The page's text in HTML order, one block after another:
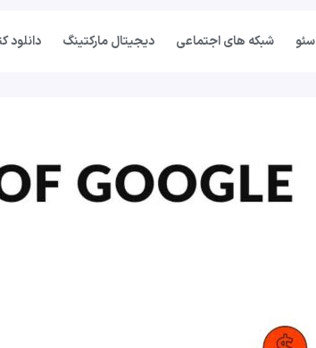
سئو شبکه های اجتماعی دیجیتال مارکتینگ دانلود